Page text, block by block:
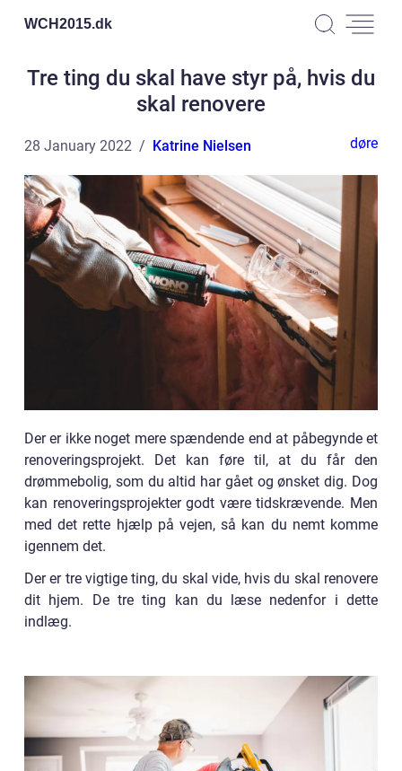
WCH2015.dk
Tre ting du skal have styr på, hvis du
skal renovere
28 January 2022 Katrine Nielsen døre
Der er ikke noget mere spændende end at påbegynde et
renoveringsprojekt. Det kan føre til, at du får den
drømmebolig, som du altid har gået og ønsket dig. Dog
kan renoveringsprojekter godt være tidskrævende. Men
med det rette hjælp på vejen, så kan du nemt komme
igennem det.
Der er tre vigtige ting, du skal vide, hvis du skal renovere
dit hjem. De tre ting kan du læse nedenfor i dette
indlæg.